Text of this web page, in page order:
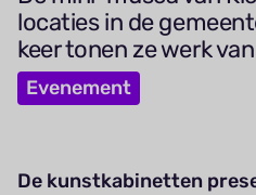
locaties in de
keer tonen ze werk
Evenement
De kunstkabinetten